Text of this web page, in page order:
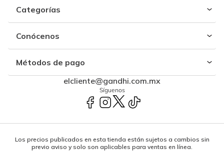
Categorías
Conócenos
Métodos de pago
elcliente@gandhi.com.mx
Síguenos
Los precios publicados en esta tienda están sujetos a cambios sin
previo aviso y solo son aplicables para ventas en línea.